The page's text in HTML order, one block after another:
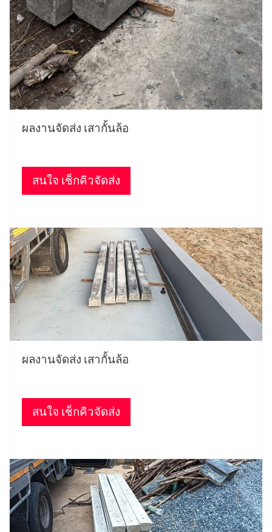
ผลงานจัดส่ง เสากั้นล้อ
สนใจ เช็กคิวจัดส่ง
ผลงานจัดส่ง เสากั้นล้อ
สนใจ เช็กคิวจัดส่ง